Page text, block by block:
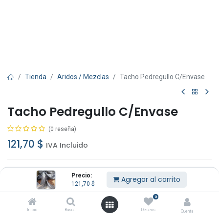
Precio:
121,70 $ Agregar al carrito
Inicio Buscar
0
Deseos Cuenta
Tienda Aridos / Mezclas Tacho Pedregullo C/Envase
Tacho Pedregullo C/Envase
(0 reseña)
121,70 $ IVA Incluido
Agregar al carrito Comprar ahora